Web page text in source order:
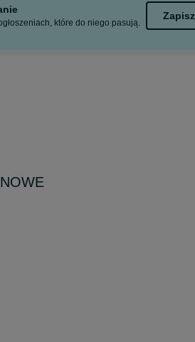
które do niego pasują.
Zapisz